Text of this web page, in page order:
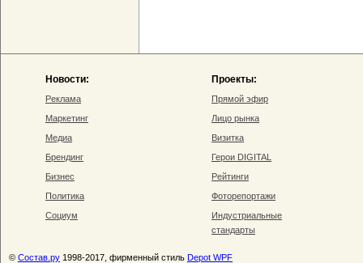
Новости:
Реклама
Маркетинг
Медиа
Брендинг
Бизнес
Политика
Социум
Проекты:
Прямой эфир
Лицо рынка
Визитка
Герои DIGITAL
Рейтинги
Фоторепортажи
Индустриальные
стандарты
© Состав.ру 1998-2017, фирменный стиль Depot WPF